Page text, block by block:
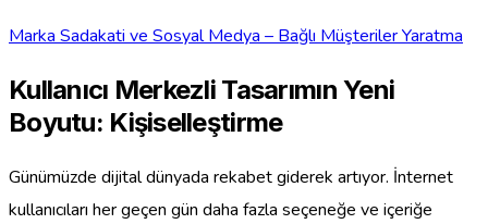
Marka Sadakati ve Sosyal Medya – Bağlı Müşteriler Yaratma
Kullanıcı Merkezli Tasarımın Yeni
Boyutu: Kişiselleştirme
Günümüzde dijital dünyada rekabet giderek artıyor. İnternet
kullanıcıları her geçen gün daha fazla seçeneğe ve içeriğe